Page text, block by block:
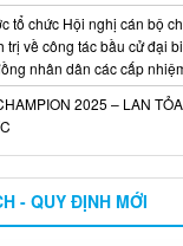
tổ chức Hội nghị cán bộ
trị về công tác bầu cử đại
nhân dân các cấp
2025 – LAN
- QUY ĐỊNH MỚI